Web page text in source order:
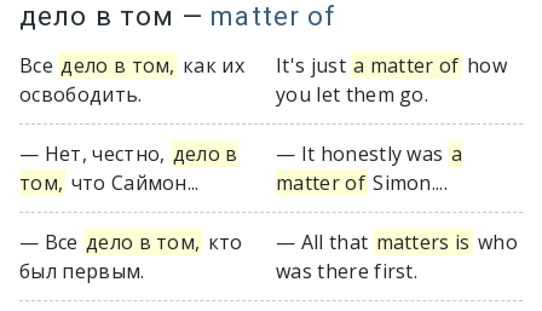
дело в том — matter of
Все дело в том, как их
освободить.
It's just a matter of how
you let them go.
— Нет, честно, дело в
том, что Саймон...
— It honestly was a
matter of Simon....
— Все дело в том, кто
был первым.
— All that matters is who
was there first.